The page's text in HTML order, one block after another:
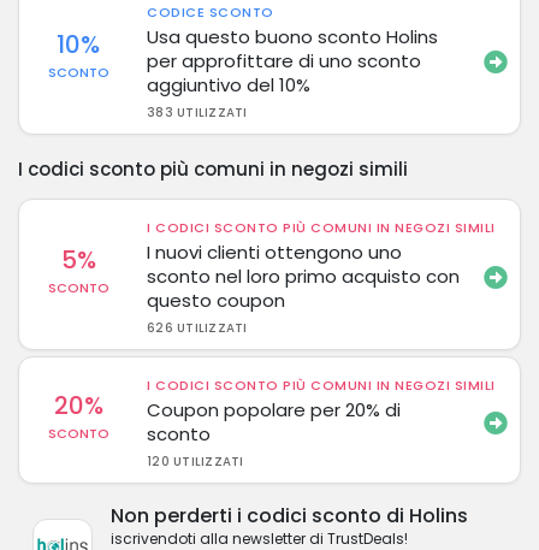
10%
SCONTO
CODICE SCONTO
Usa questo buono sconto Holins
per approfittare di uno sconto
aggiuntivo del 10%
383 UTILIZZATI
I codici sconto più comuni in negozi simili
5%
SCONTO
I CODICI SCONTO PIÙ COMUNI IN NEGOZI SIMILI
I nuovi clienti ottengono uno
sconto nel loro primo acquisto con
questo coupon
626 UTILIZZATI
20%
SCONTO
I CODICI SCONTO PIÙ COMUNI IN NEGOZI SIMILI
Coupon popolare per 20% di
sconto
120 UTILIZZATI
Non perderti i codici sconto di Holins
iscrivendoti alla newsletter di TrustDeals!